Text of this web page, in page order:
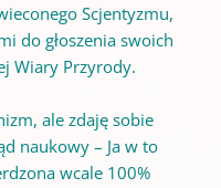
Scjentyzmu,
do głoszenia swoich
Wiary Przyrody.
ale zdaję sobie
naukowy – Ja w to
wcale 100%